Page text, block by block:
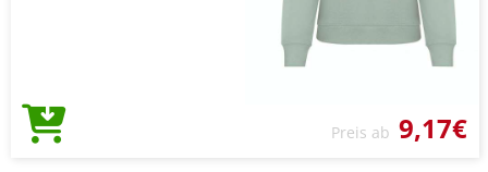
Preis ab 9,17€